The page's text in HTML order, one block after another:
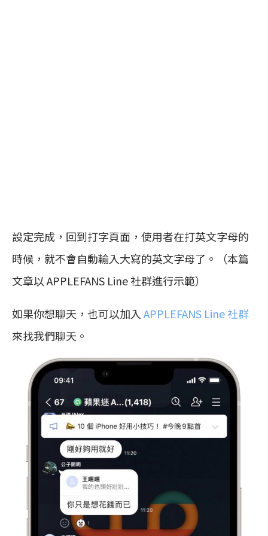
設定完成，回到打字頁面，使用者在打英文字母的
時候，就不會自動輸入大寫的英文字母了。（本篇
文章以 APPLEFANS Line 社群進行示範）
如果你想聊天，也可以加入 APPLEFANS Line 社群
來找我們聊天。